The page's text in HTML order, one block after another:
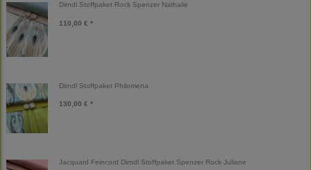
Dirndl Stoffpaket Rock Spenzer Nathalie
110,00 € *
Dirndl Stoffpaket Philomena
130,00 € *
Jacquard Feincord Dirndl Stoffpaket Spenzer Rock Juliane